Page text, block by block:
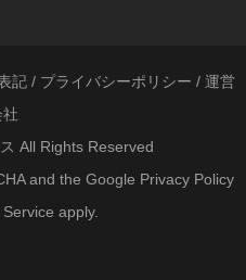
記 / プライバシーポリシー / 運営
All Rights Reserved
and the Google Privacy Policy
apply.